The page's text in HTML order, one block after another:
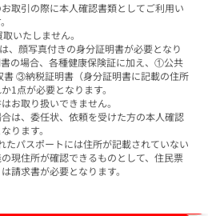
取引の際に本人確認書類としてご利用い
いたしません。
、顔写真付きの身分証明書が必要となり
の場合、各種健康保険証に加え、①公共
③納税証明書（身分証明書に記載の住所
1点が必要となります。
お取り扱いできません。
は、委任状、依頼を受けた方の本人確認
ります。
たパスポートには住所が記載されていない
現住所が確認できるものとして、住民票
請求書が必要となります。